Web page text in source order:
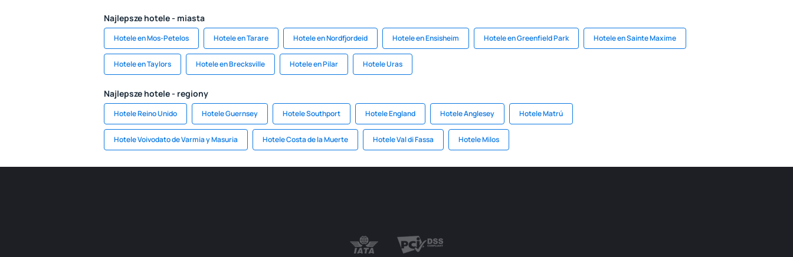
Najlepsze hotele - miasta
Hotele en Mos-Petelos Hotele en Tarare Hotele en Nordfjordeid Hotele en Ensisheim Hotele en Greenfield Park Hotele en Sainte Maxime
Hotele en Taylors Hotele en Brecksville Hotele en Pilar Hotele Uras
Najlepsze hotele - regiony
Hotele Reino Unido Hotele Guernsey Hotele Southport Hotele England Hotele Anglesey Hotele Matrú
Hotele Voivodato de Varmia y Masuria Hotele Costa de la Muerte Hotele Val di Fassa Hotele Milos